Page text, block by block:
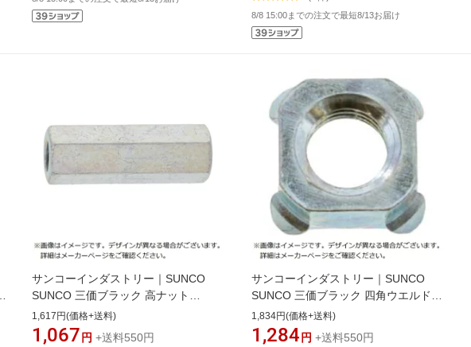
8/8 15:00までの注文で最短8/13お届け
サンコーインダストリー｜SUNCO
SUNCO 三価ブラック 高ナット
8×13×20（10本入）
1,617円(価格+送料)
1,067 円 +送料550円
サンコーインダストリー｜SUNCO
SUNCO 三価ブラック 四角ウエルド
N（P無し 1D形 M8（12×6（50本入）
1,834円(価格+送料)
1,284 円 +送料550円